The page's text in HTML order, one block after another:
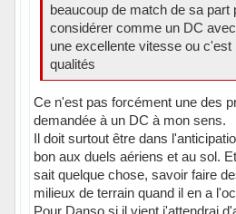
beaucoup de match de sa part
considérer comme un DC
une excellente vitesse ou c'est
qualités
Ce n'est pas forcément une des
demandée à un DC à mon sens.
Il doit surtout être dans
bon aux duels aériens et au sol.
sait quelque chose, savoir faire
milieux de terrain quand il en a